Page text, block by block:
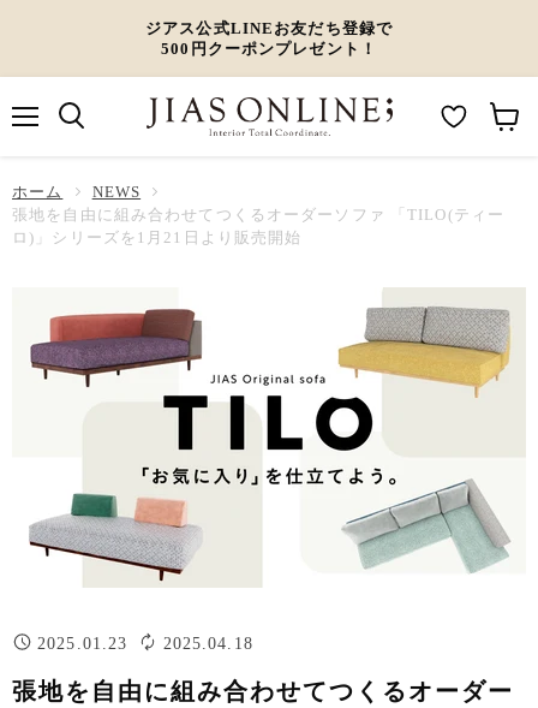
ジアス公式LINEお友だち登録で
500円クーポンプレゼント！
ー
W
h
l
i
ト
る
ホーム
NEWS
張地を自由に組み合わせてつくるオーダーソファ 「TILO(ティー
ロ)」シリーズを1月21日より販売開始
2025.01.23 2025.04.18
張地を自由に組み合わせてつくるオーダー